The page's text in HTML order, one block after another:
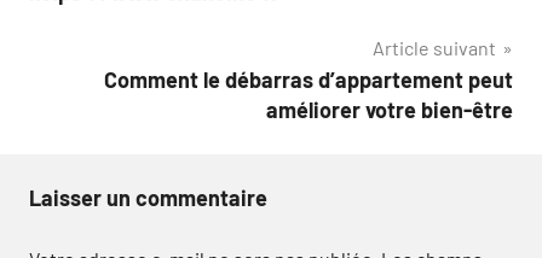
Article suivant
Comment le débarras d’appartement peut
améliorer votre bien-être
Laisser un commentaire